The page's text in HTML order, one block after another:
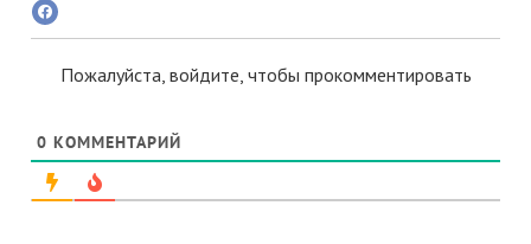
Пожалуйста, войдите, чтобы прокомментировать
0 КОММЕНТАРИЙ